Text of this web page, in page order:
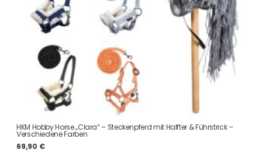
HKM Hobby Horse „Clara“ – Steckenpferd mit Halfter & Führstrick –
Verschiedene Farben
69,90 €